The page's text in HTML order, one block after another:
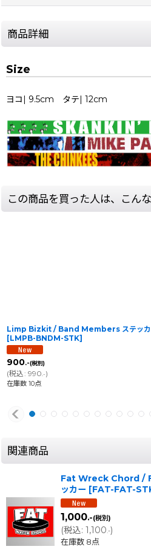
商品詳細
Size
ヨコ| 9.5cm タテ| 12cm
この商品を買った人は、こん
Limp Bizkit / Band Members ステッカ
[LMPB-BNDM-STK]
900.-(税別)
(税込: 990.-)
在庫数 10点
関連商品
Fat Wreck Chord /
ッカー [FAT-FAT-
1,000.-(税別)
(税込: 1,100.-)
在庫数 8点